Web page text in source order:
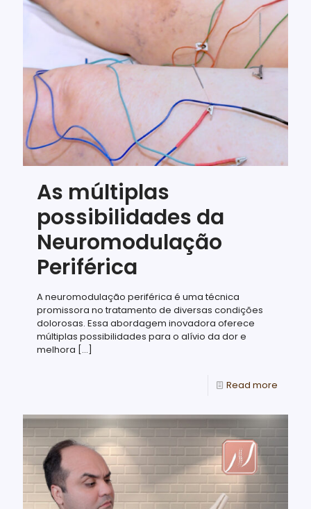
As múltiplas
possibilidades da
Neuromodulação
Periférica
A neuromodulação periférica é uma técnica
promissora no tratamento de diversas condições
dolorosas. Essa abordagem inovadora oferece
múltiplas possibilidades para o alívio da dor e
melhora […]
Read more